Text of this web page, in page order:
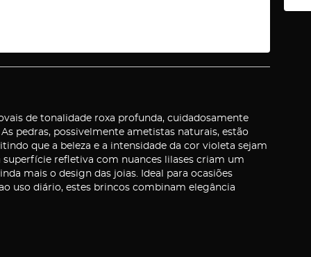
de tonalidade roxa profunda, cuidadosamente
pedras, possivelmente ametistas naturais, estão
que a beleza e a intensidade da cor violeta sejam
superfície refletiva com nuances lilases criam um
mais o design das joias. Ideal para ocasiões
uso diário, estes brincos combinam elegância